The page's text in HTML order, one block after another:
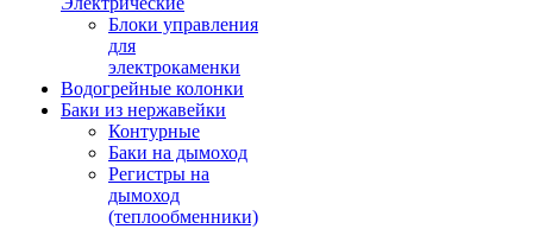
Блоки управления
для
электрокаменки
Водогрейные колонки
Баки из нержавейки
Контурные
Баки на дымоход
Регистры на
дымоход
(теплообменники)